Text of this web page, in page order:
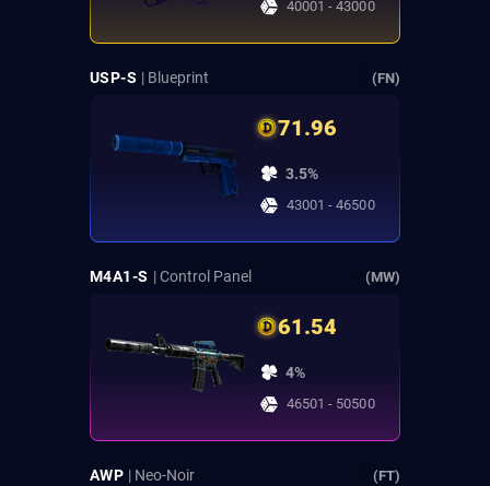
40001 - 43000
USP-S | Blueprint (FN)
71.96
3.5%
43001 - 46500
M4A1-S | Control Panel (MW)
61.54
4%
46501 - 50500
AWP | Neo-Noir (FT)